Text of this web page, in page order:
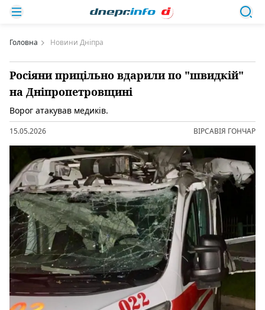
Головна Новини Дніпра
Росіяни прицільно вдарили по "швидкій"
на Дніпропетровщині
Ворог атакував медиків.
15.05.2026 ВІРСАВІЯ ГОНЧАР